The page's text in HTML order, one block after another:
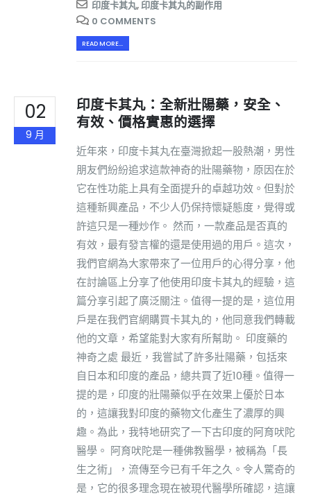
印度卡其丸,印度卡其丸的副作用
0 COMMENTS
READ MORE...
02
9 月
印度卡其丸：全新壯陽藥，安全、
有效、價格實惠的選擇
近年來，印度卡其丸在臺灣掀起一股熱潮，男性
朋友們紛紛追求這款神奇的壯陽藥物，原因在於
它在性功能上具有全面提升的卓越功效。但對於
這種新興產品，不少人仍保持懷疑態度，覺得或
許這只是一種炒作。 然而，一款產品是否真的
有效，最有發言權的還是使用過的用戶。這次，
我們官網為大家帶來了一位用戶的心得分享，他
在討論區上分享了他使用印度卡其丸的經驗，這
篇分享引起了廣泛關注。值得一提的是，這位用
戶是在我們官網購買卡其丸的，他同意我們轉載
他的文章，希望能對大家有所幫助。 印度藥的
神奇之處 最近，我嘗試了許多壯陽藥，包括來
自日本和印度的產品，總共買了近10種。值得一
提的是，印度的壯陽藥似乎在效果上優於日本
的，這讓我對印度的藥物文化產生了濃厚的興
趣。為此，我特地研究了一下古印度的阿育吠陀
醫學。 阿育吠陀是一種佛教醫學，被稱為「長
生之術」，流傳至今已有千年之久。令人驚奇的
是，它的很多理念現在被現代醫學所確認，這讓